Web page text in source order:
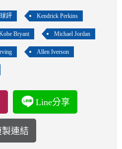
球評 Kendrick Perkins
Bryant Michael Jordan
Allen Iverson
Line分享
製連結